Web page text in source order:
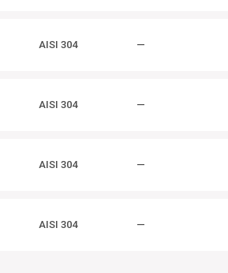
AISI 304 —
AISI 304 —
AISI 304 —
AISI 304 —